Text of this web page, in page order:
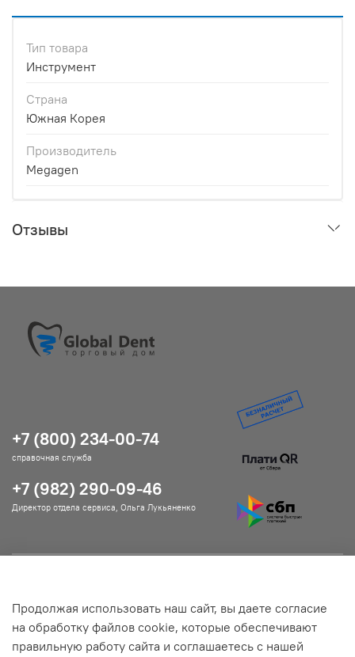
Тип товара
Инструмент
Страна
Южная Корея
Производитель
Megagen
Отзывы
Подробнее о магазине
+7 (800) 234-00-74
справочная служба
+7 (982) 290-09-46
Директор отдела сервиса, Ольга Лукьяненко
Продолжая использовать наш сайт, вы даете согласие
на обработку файлов cookie, которые обеспечивают
правильную работу сайта и соглашаетесь с нашей